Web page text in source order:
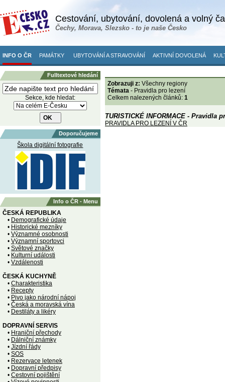
Cestování, ubytování, dovolená a volný
Čechy, Morava, Slezsko - to je naše Česko
INFO O ČR PAMÁTKY UBYTOVÁNÍ A STRAVOVÁNÍ AKTIVNÍ DOVOLENÁ
Fulltextové hledání
Sekce, kde hledat:
Doporučujeme
Škola digitální fotografie
Info o ČR - Menu
ČESKÁ REPUBLIKA
• Demografické údaje
• Historické mezníky
• Významné osobnosti
• Významní sportovci
• Světové značky
• Kulturní události
• Vzdálenosti
ČESKÁ KUCHYNĚ
• Charakteristika
• Recepty
• Pivo jako národní nápoj
• Česká a moravská vína
• Destiláty a likéry
DOPRAVNÍ SERVIS
• Hraniční přechody
• Dálniční známky
• Jízdní řády
• SOS
• Rezervace letenek
• Dopravní předpisy
• Cestovní pojištění
Zobrazuji z: Všechny regiony
Témata - Pravidla pro lezení
Celkem nalezených článků: 1
TURISTICKÉ INFORMACE - Pravidla
PRAVIDLA PRO LEZENÍ V ČR